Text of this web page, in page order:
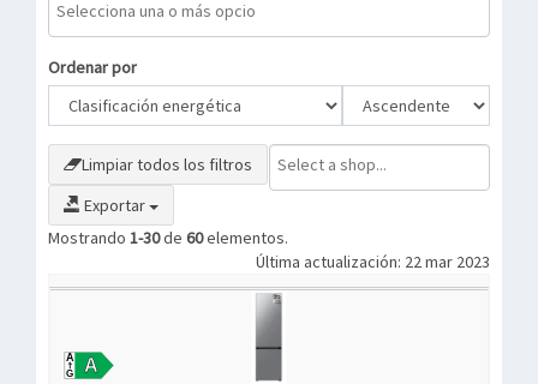
Ordenar por
Limpiar todos los filtros
Exportar
Mostrando 1-30de 60elementos.
Última actualización: 22 mar 2023